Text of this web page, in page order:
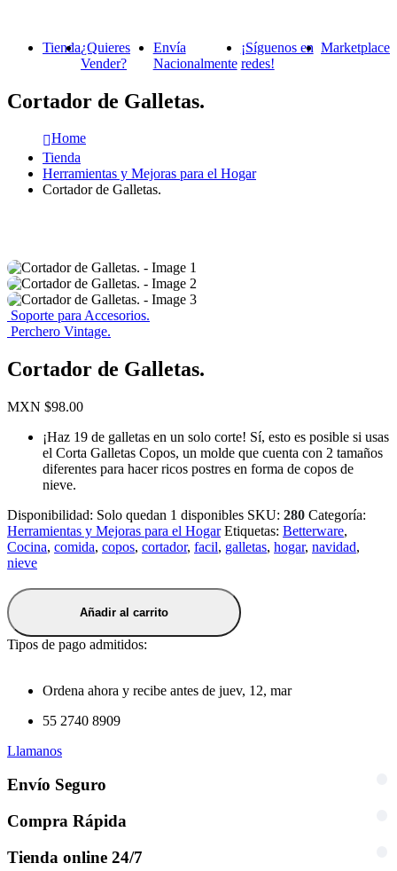
Tienda¿Quieres
Vender?
Envía
Nacionalmente
¡Síguenos en
redes!
Marketplace
Cortador de Galletas.
Home
Tienda
Herramientas y Mejoras para el Hogar
Cortador de Galletas.
Soporte para Accesorios.
Perchero Vintage.
Cortador de Galletas.
MXN $98.00
¡Haz 19 de galletas en un solo corte! Sí, esto es posible si usas
el Corta Galletas Copos, un molde que cuenta con 2 tamaños
diferentes para hacer ricos postres en forma de copos de
nieve.
Disponibilidad: Solo quedan 1 disponibles SKU: 280 Categoría:
Herramientas y Mejoras para el Hogar Etiquetas: Betterware,
Cocina, comida, copos, cortador, facil, galletas, hogar, navidad,
nieve
Añadir al carrito
Tipos de pago admitidos:
Ordena ahora y recibe antes de juev, 12, mar
55 2740 8909
Llamanos
Envío Seguro
Compra Rápida
Tienda online 24/7